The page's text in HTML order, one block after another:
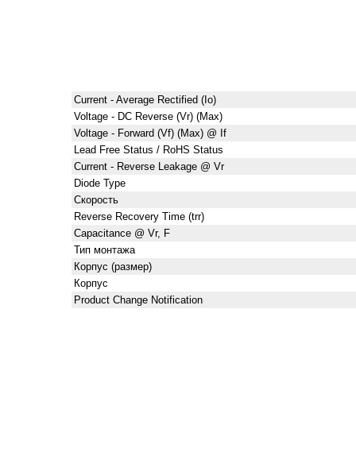
Current - Average Rectified (Io)
Voltage - DC Reverse (Vr) (Max)
Voltage - Forward (Vf) (Max) @ If
Lead Free Status / RoHS Status
Current - Reverse Leakage @ Vr
Diode Type
Скорость
Reverse Recovery Time (trr)
Capacitance @ Vr, F
Тип монтажа
Корпус (размер)
Корпус
Product Change Notification